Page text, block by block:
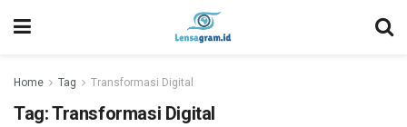
Home Tag Transformasi Digital
Tag:Transformasi Digital